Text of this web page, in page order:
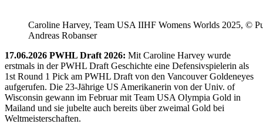
Caroline Harvey, Team USA IIHF Womens Worlds 2025, ©
Andreas Robanser
17.06.2026 PWHL Draft 2026: Mit Caroline Harvey wurde
erstmals in der PWHL Draft Geschichte eine Defensivspielerin als
1st Round 1 Pick am PWHL Draft von den Vancouver Goldeneyes
aufgerufen. Die 23-Jährige US Amerikanerin von der Univ. of
Wisconsin gewann im Februar mit Team USA Olympia Gold in
Mailand und sie jubelte auch bereits über zweimal Gold bei
Weltmeisterschaften.